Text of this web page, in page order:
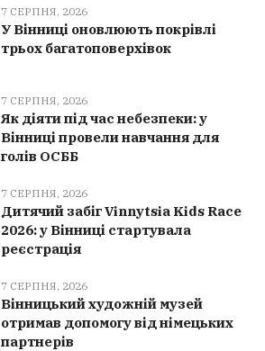
7 СЕРПНЯ, 2026
У Вінниці оновлюють покрівлі
трьох багатоповерхівок
7 СЕРПНЯ, 2026
Як діяти під час небезпеки: у
Вінниці провели навчання для
голів ОСББ
7 СЕРПНЯ, 2026
Дитячий забіг Vinnytsia Kids Race
2026: у Вінниці стартувала
реєстрація
7 СЕРПНЯ, 2026
Вінницький художній музей
отримав допомогу від німецьких
партнерів